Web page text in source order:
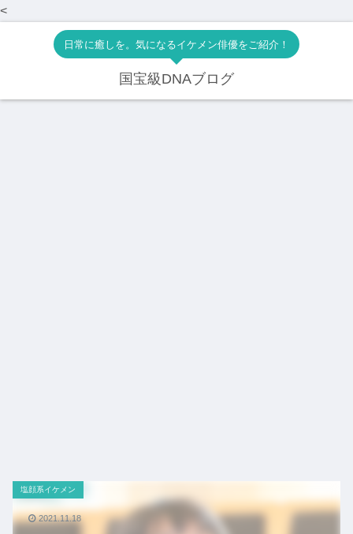
<
日常に癒しを。気になるイケメン俳優をご紹介！
国宝級DNAブログ
塩顔系イケメン
2021.11.18